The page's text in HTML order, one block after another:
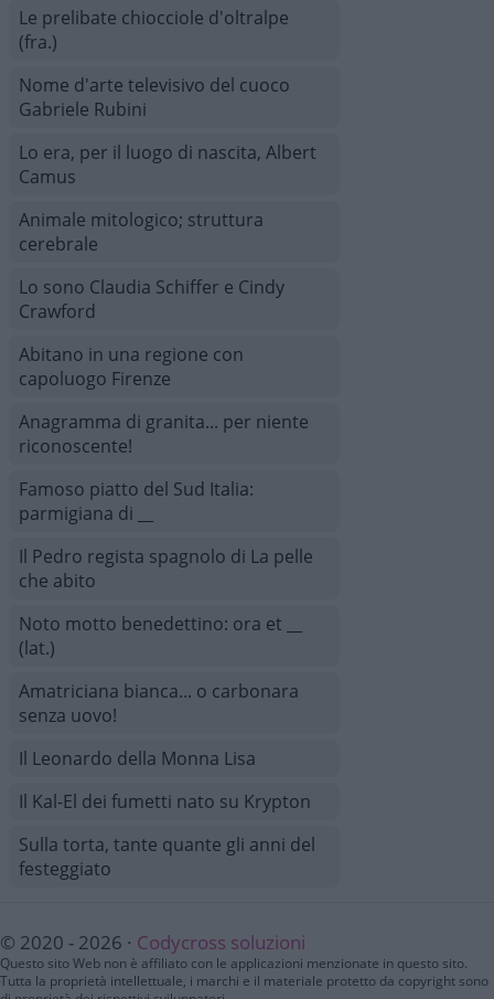
Le prelibate chiocciole d'oltralpe
(fra.)
Nome d'arte televisivo del cuoco
Gabriele Rubini
Lo era, per il luogo di nascita, Albert
Camus
Animale mitologico; struttura
cerebrale
Lo sono Claudia Schiffer e Cindy
Crawford
Abitano in una regione con
capoluogo Firenze
Anagramma di granita... per niente
riconoscente!
Famoso piatto del Sud Italia:
parmigiana di __
Il Pedro regista spagnolo di La pelle
che abito
Noto motto benedettino: ora et __
(lat.)
Amatriciana bianca... o carbonara
senza uovo!
Il Leonardo della Monna Lisa
Il Kal-El dei fumetti nato su Krypton
Sulla torta, tante quante gli anni del
festeggiato
© 2020 - 2026 · Codycross soluzioni
Questo sito Web non è affiliato con le applicazioni menzionate in questo sito.
Tutta la proprietà intellettuale, i marchi e il materiale protetto da copyright sono